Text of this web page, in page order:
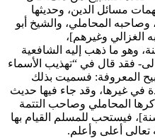
مسائل الدين، وحديثها
المحاملي، والشيخ أبو
الغزالي وغيرهم]،
وهو ما ذهب إليه الشافعية
فقد قال في “تهذيب الأسماء
التسبيح المعروفة: فسميت بذلك
في غيرها، وقد جاء فيها حديث
المحاملي وصاحب التتمة
فيستحب للمسلم القيام بها
تعالى أعلى وأعلم.